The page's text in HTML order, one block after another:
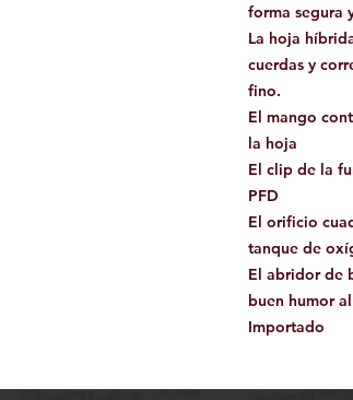
forma segura
La hoja
cuerdas y
fino.
El mango
la hoja
El clip de la
PFD
El orificio
tanque de
El abridor de
buen humor
Importado